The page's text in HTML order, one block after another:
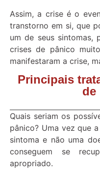
Assim, a crise é o
transtorno em si, que
um de seus sintomas,
crises de pânico
manifestaram a crise,
Principais
de
Quais seriam os
pânico? Uma vez que
sintoma e não uma
conseguem se
apropriado.